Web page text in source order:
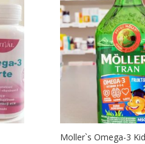
Moller`s Omega-3